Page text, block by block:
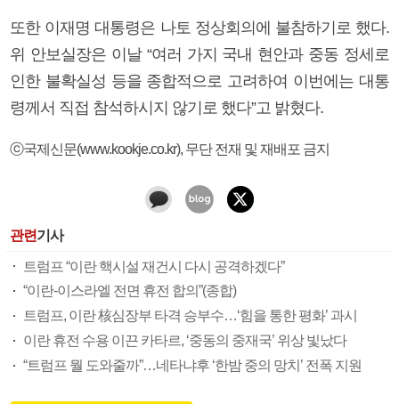
또한 이재명 대통령은 나토 정상회의에 불참하기로 했다.
위 안보실장은 이날 “여러 가지 국내 현안과 중동 정세로
인한 불확실성 등을 종합적으로 고려하여 이번에는 대통
령께서 직접 참석하시지 않기로 했다”고 밝혔다.
ⓒ국제신문(www.kookje.co.kr), 무단 전재 및 재배포 금지
관련기사
트럼프 “이란 핵시설 재건시 다시 공격하겠다”
“이란-이스라엘 전면 휴전 합의”(종합)
트럼프, 이란 核심장부 타격 승부수…‘힘을 통한 평화’ 과시
이란 휴전 수용 이끈 카타르, ‘중동의 중재국’ 위상 빛났다
“트럼프 뭘 도와줄까”…네타냐후 ‘한밤 중의 망치’ 전폭 지원